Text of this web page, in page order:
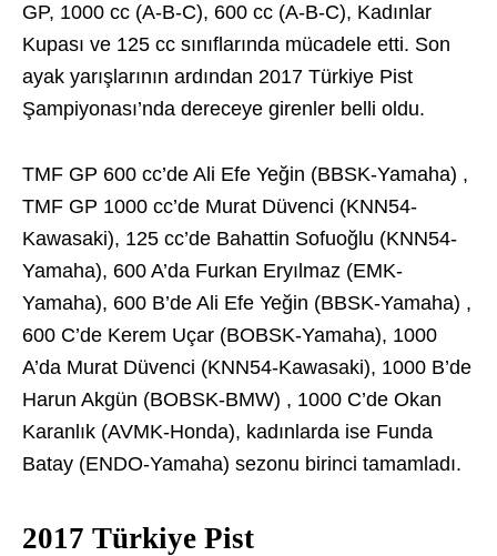
GP, 1000 cc (A-B-C), 600 cc (A-B-C), Kadınlar
Kupası ve 125 cc sınıflarında mücadele etti. Son
ayak yarışlarının ardından 2017 Türkiye Pist
Şampiyonası’nda dereceye girenler belli oldu.
TMF GP 600 cc’de Ali Efe Yeğin (BBSK-Yamaha) ,
TMF GP 1000 cc’de Murat Düvenci (KNN54-
Kawasaki), 125 cc’de Bahattin Sofuoğlu (KNN54-
Yamaha), 600 A’da Furkan Eryılmaz (EMK-
Yamaha), 600 B’de Ali Efe Yeğin (BBSK-Yamaha) ,
600 C’de Kerem Uçar (BOBSK-Yamaha), 1000
A’da Murat Düvenci (KNN54-Kawasaki), 1000 B’de
Harun Akgün (BOBSK-BMW) , 1000 C’de Okan
Karanlık (AVMK-Honda), kadınlarda ise Funda
Batay (ENDO-Yamaha) sezonu birinci tamamladı.
2017 Türkiye Pist